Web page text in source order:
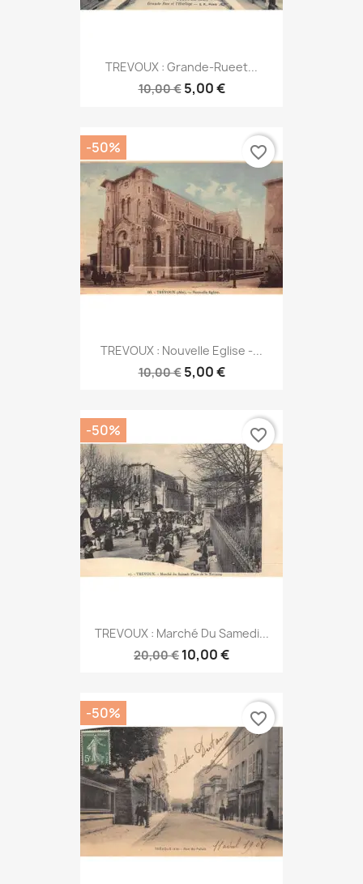
TREVOUX : Grande-Rueet...
10,00 € 5,00 €
TREVOUX : Nouvelle Eglise -...
10,00 € 5,00 €
-50% favorite_border
TREVOUX : Marché Du Samedi...
20,00 € 10,00 €
-50% favorite_border
-50% favorite_border